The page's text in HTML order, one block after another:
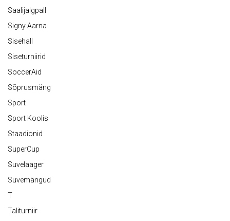
Saalijalgpall
Signy Aarna
Sisehall
Siseturniirid
SoccerAid
Sõprusmäng
Sport
Sport Koolis
Staadionid
SuperCup
Suvelaager
Suvemängud
T
Taliturniir